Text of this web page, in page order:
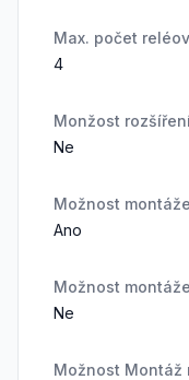
Max. počet
4
Monžost
Ne
Možnost
Ano
Možnost
Ne
Možnost Montáž